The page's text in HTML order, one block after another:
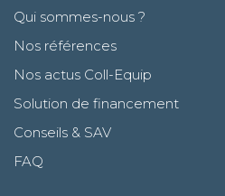
Qui sommes-nous ?
Nos références
Nos actus Coll-Equip
Solution de financement
Conseils & SAV
FAQ